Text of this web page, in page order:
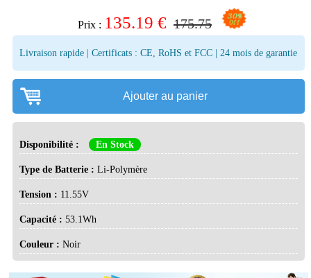
Prix : 135.19 € 175.75
Livraison rapide | Certificats : CE, RoHS et FCC | 24 mois de garantie
Ajouter au panier
Disponibilité : En Stock
Type de Batterie :Li-Polymère
Tension : 11.55V
Capacité :53.1Wh
Couleur :Noir